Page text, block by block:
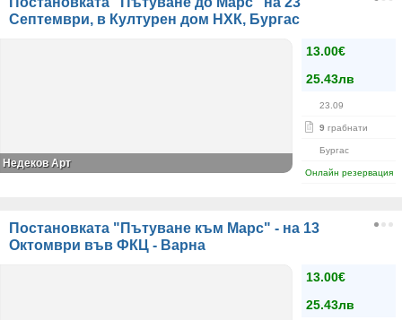
Септември, в Културен дом НХК, Бургас
13.00€
25.43лв
23.09
9 грабнати
Бургас
Онлайн резервация
Недеков Арт
Постановката "Пътуване към Марс" - на 13
Октомври във ФКЦ - Варна
13.00€
25.43лв